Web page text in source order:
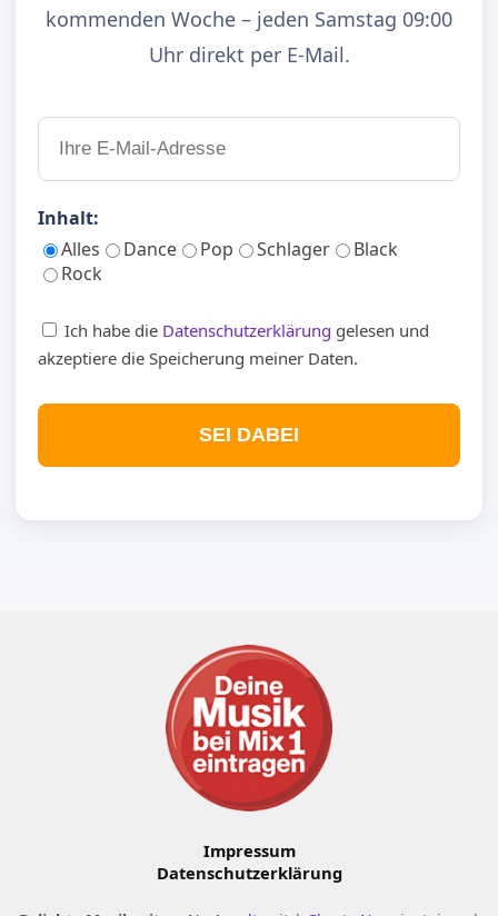
kommenden Woche – jeden Samstag 09:00
Uhr direkt per E-Mail.
Inhalt:
Alles
Dance Pop Schlager
Black
Rock
Ich habe die Datenschutzerklärung gelesen und
akzeptiere die Speicherung meiner Daten.
SEI DABEI
Impressum
Datenschutzerklärung